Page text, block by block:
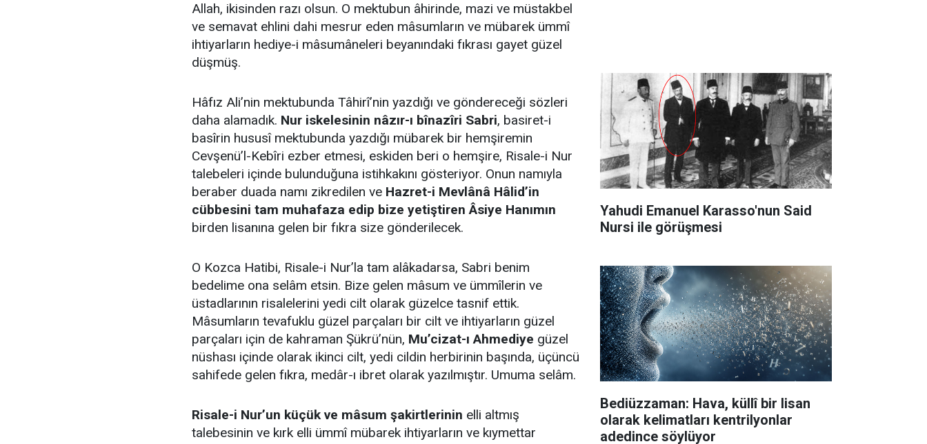
Allah, ikisinden razı olsun. O mektubun âhirinde, mazi ve müstakbel
ve semavat ehlini dahi mesrur eden mâsumların ve mübarek ümmî
ihtiyarların hediye-i mâsumâneleri beyanındaki fıkrası gayet güzel
düşmüş.
Hâfız Ali’nin mektubunda Tâhirî’nin yazdığı ve göndereceği sözleri
daha alamadık. Nur iskelesinin nâzır-ı bînazîri Sabri, basiret-i
basîrin hususî mektubunda yazdığı mübarek bir hemşiremin
Cevşenü’l-Kebîri ezber etmesi, eskiden beri o hemşire, Risale-i Nur
talebeleri içinde bulunduğuna istihkakını gösteriyor. Onun namıyla
beraber duada namı zikredilen ve Hazret-i Mevlânâ Hâlid’in
cübbesini tam muhafaza edip bize yetiştiren Âsiye Hanımın
birden lisanına gelen bir fıkra size gönderilecek.
O Kozca Hatibi, Risale-i Nur’la tam alâkadarsa, Sabri benim
bedelime ona selâm etsin. Bize gelen mâsum ve ümmîlerin ve
üstadlarının risalelerini yedi cilt olarak güzelce tasnif ettik.
Mâsumların tevafuklu güzel parçaları bir cilt ve ihtiyarların güzel
parçaları için de kahraman Şükrü’nün, Mu’cizat-ı Ahmediye güzel
nüshası içinde olarak ikinci cilt, yedi cildin herbirinin başında, üçüncü
sahifede gelen fıkra, medâr-ı ibret olarak yazılmıştır. Umuma selâm.
Risale-i Nur’un küçük ve mâsum şakirtlerinin elli altmış
talebesinin ve kırk elli ümmî mübarek ihtiyarların ve kıymettar
Yahudi Emanuel Karasso'nun Said
Nursi ile görüşmesi
Bediüzzaman: Hava, küllî bir lisan
olarak kelimatları kentrilyonlar
adedince söylüyor